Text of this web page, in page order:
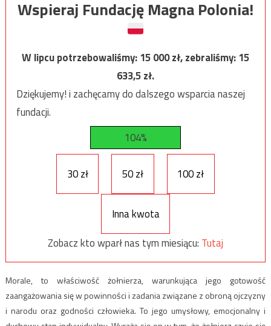
Wspieraj Fundację Magna Polonia!
W lipcu potrzebowaliśmy:15 000zł, zebraliśmy:15
633,5zł.
Dziękujemy! i zachęcamy do dalszego wsparcia naszej
fundacji.
104%
30 zł 50 zł 100 zł
Inna kwota
Zobacz kto wparł nas tym miesiącu: Tutaj
Morale, to właściwość żołnierza, warunkująca jego gotowość
zaangażowania się w powinności i zadania związane z obroną ojczyzny
i narodu oraz godności człowieka. To jego umysłowy, emocjonalny i